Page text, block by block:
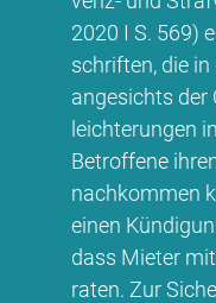
2020 I S. 569)
schrif­ten, die
an­ge­sichts der
leich­te­run­gen
Be­trof­fe­ne
nach­kom­men
ei­nen
dass Mie­ter
ra­ten. Zur